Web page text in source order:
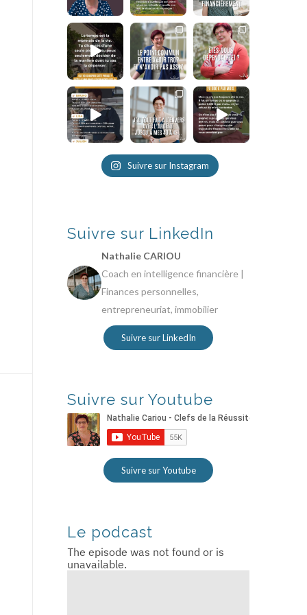
Suivre sur Instagram
Suivre sur LinkedIn
Nathalie CARIOU
Coach en intelligence financière |
Finances personnelles,
entrepreneuriat, immobilier
Suivre sur LinkedIn
Suivre sur Youtube
Suivre sur Youtube
Le podcast